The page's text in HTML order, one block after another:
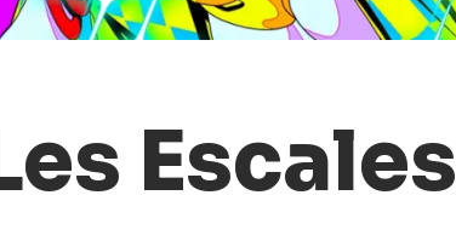
Escales